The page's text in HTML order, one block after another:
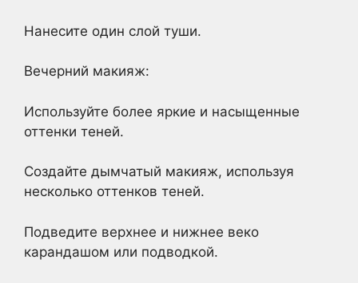
Нанесите один слой туши.
Вечерний макияж:
Используйте более яркие и насыщенные
оттенки теней.
Создайте дымчатый макияж, используя
несколько оттенков теней.
Подведите верхнее и нижнее веко
карандашом или подводкой.